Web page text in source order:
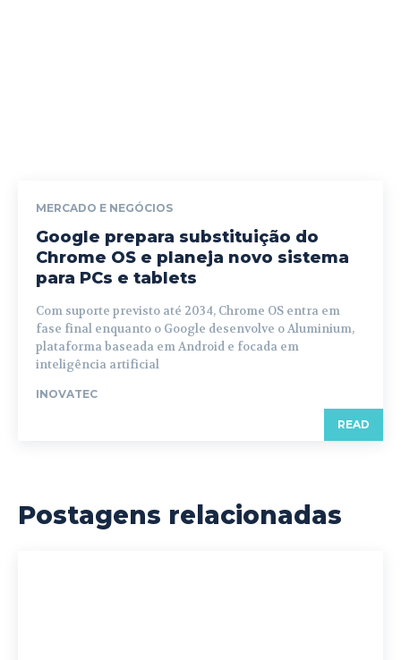
MERCADO E NEGÓCIOS
Google prepara substituição do
Chrome OS e planeja novo sistema
para PCs e tablets
Com suporte previsto até 2034, Chrome OS entra em
fase final enquanto o Google desenvolve o Aluminium,
plataforma baseada em Android e focada em
inteligência artificial
INOVATEC
READ
Postagens relacionadas